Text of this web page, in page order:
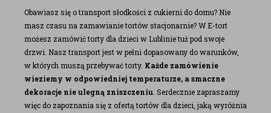
Obawiasz się o transport słodkości z cukierni do domu? Nie
masz czasu na zamawianie tortów stacjonarnie? W E-tort
możesz zamówić torty dla dzieci w Lublinie tuż pod swoje
drzwi. Nasz transport jest w pełni dopasowany do warunków,
w których muszą przebywać torty. Każde zamówienie
wieziemy w odpowiedniej temperaturze, a smaczne
dekoracje nie ulegną zniszczeniu . Serdecznie zapraszamy
więc do zapoznania się z ofertą tortów dla dzieci, jaką wyróżnia